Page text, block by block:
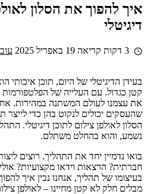
איך להפוך את הסלון
דיגיטלי
19 באפריל 2025
בעידן הדיגיטלי של היום, תוכן
קטן כגדול. עם העלייה של הפלטפורמות
את עצמנו לעולם המשתנה במהירות.
שהעסקים יכולים לנקוט בהן כדי
הסלון לאולפן צילום לתוכן דיגיטלי.
נשמע, והוא בהחלט משתלם.
בואו נדמיין יחד את התהליך. רוצים
חברתית? הרצאות וידאו מקצועיות? אולי
בעיצומו של תהליך, אנחנו נבין איך
מבלים חלק לא קטן מחיינו – לאולפן